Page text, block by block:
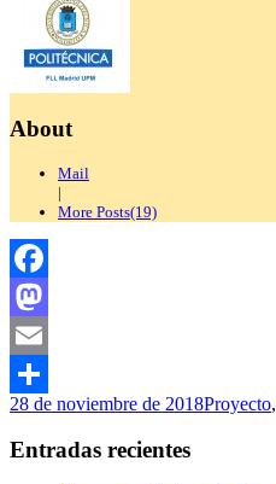
About
Mail
|
More Posts(19)
Facebook
Mastodon
Email
Compartir
28 de noviembre de 2018Proyecto,
Entradas recientes